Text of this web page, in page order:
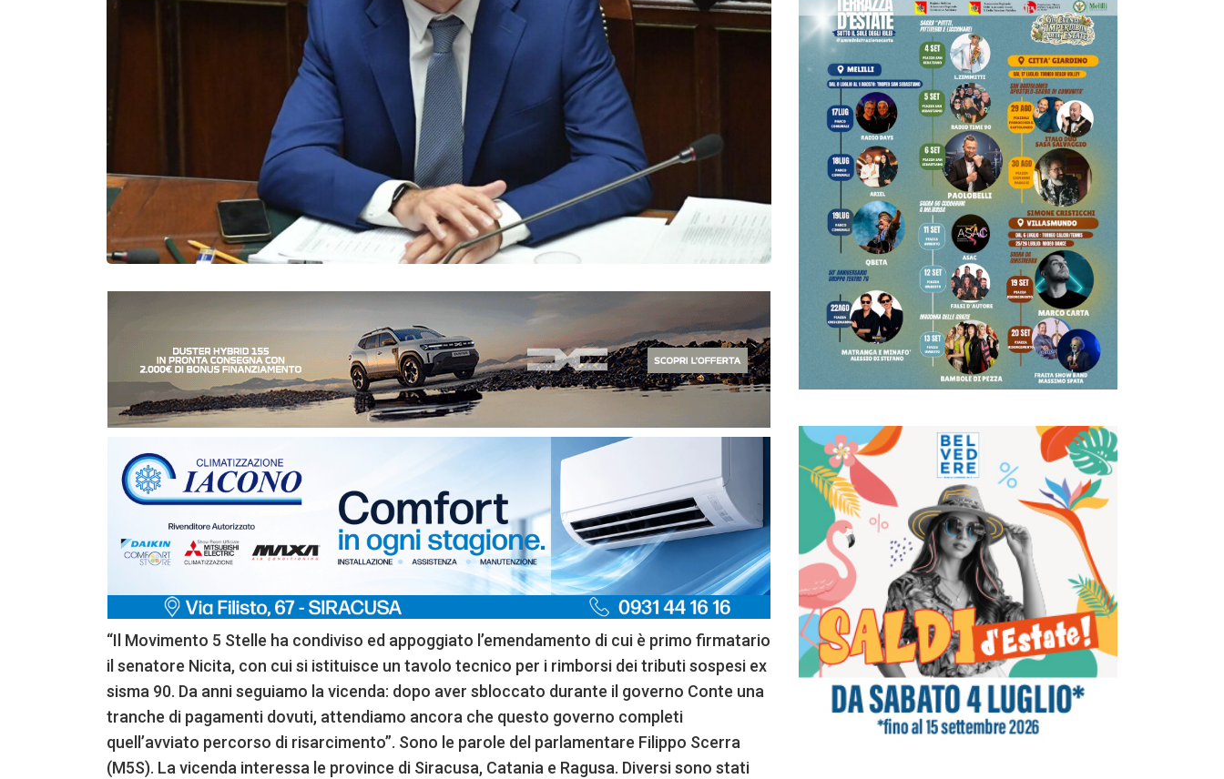
“Il Movimento 5 Stelle ha condiviso ed appoggiato l’emendamento di cui è primo firmatario
il senatore Nicita, con cui si istituisce un tavolo tecnico per i rimborsi dei tributi sospesi ex
sisma 90. Da anni seguiamo la vicenda: dopo aver sbloccato durante il governo Conte una
tranche di pagamenti dovuti, attendiamo ancora che questo governo completi
quell’avviato percorso di risarcimento”. Sono le parole del parlamentare Filippo Scerra
(M5S). La vicenda interessa le province di Siracusa, Catania e Ragusa. Diversi sono stati